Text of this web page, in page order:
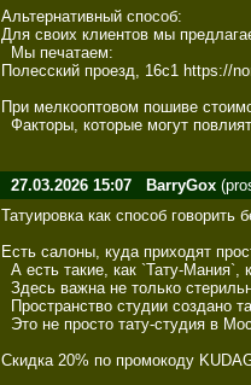
Альтернативный способ:
Для своих клиентов мы
  Мы печатаем:
Полесский проезд, 16с1 https://
При мелкооптовом пошиве
Факторы, которые могут
27.03.2026 15:07 BarryGox
Татуировка как способ
Есть салоны, куда приходят
А есть такие, как `Тату-
Здесь важна не только
Пространство студии создано
Это не просто тату-студия в
Скидка 20% по промокоду